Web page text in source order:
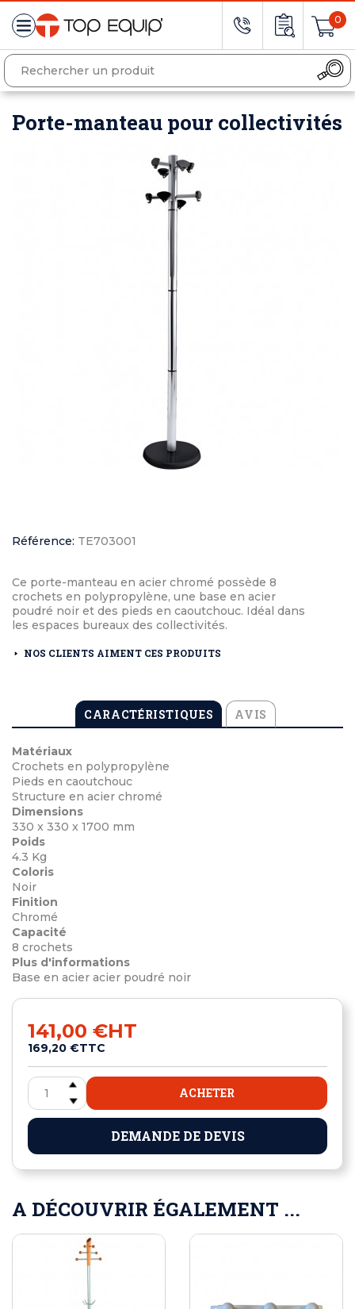
0
Porte-manteau pour collectivités
Référence: TE703001
Ce porte-manteau en acier chromé possède 8
crochets en polypropylène, une base en acier
poudré noir et des pieds en caoutchouc. Idéal dans
les espaces bureaux des collectivités.
NOS CLIENTS AIMENT CES PRODUITS
CARACTÉRISTIQUES AVIS
Matériaux
Crochets en polypropylène
Pieds en caoutchouc
Structure en acier chromé
Dimensions
330 x 330 x 1700 mm
Poids
4.3 Kg
Coloris
Noir
Finition
Chromé
Capacité
8 crochets
Plus d'informations
Base en acier acier poudré noir
141,00 €HT
169,20 €TTC
ACHETER
DEMANDE DE DEVIS
A DÉCOUVRIR ÉGALEMENT ...